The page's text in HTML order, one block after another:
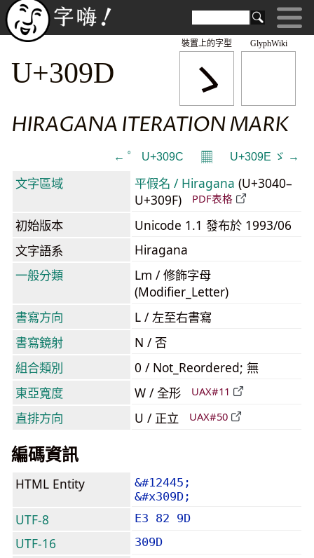
GlyphWiki
ゝ
裝置上的字型
U+309D
HIRAGANA ITERATION MARK
← ゜ U+309C 𝄜 U+309E ゞ →
文字區域 平假名 / Hiragana (U+3040–
U+309F)
PDF表格
初始版本
Unicode 1.1 發布於 1993/06
文字語系
Hiragana
一般分類
Lm / 修飾字母
(Modifier_Letter)
書寫方向
L / 左至右書寫
書寫鏡射
N / 否
組合類別
0 / Not_Reordered; 無
東亞寬度
W / 全形 UAX#11
直排方向 U / 正立 UAX#50
編碼資訊
HTML Entity
&#12445;
&#x309D;
UTF-8 E3 82 9D
UTF-16 309D